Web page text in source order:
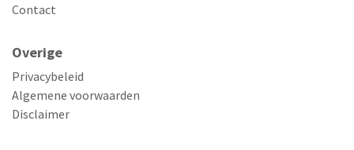
Contact
Overige
Privacybeleid
Algemene voorwaarden
Disclaimer